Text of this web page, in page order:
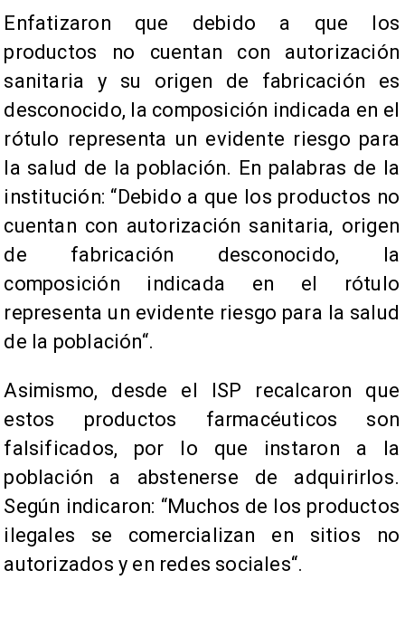
Enfatizaron que debido a que los
productos no cuentan con autorización
sanitaria y su origen de fabricación es
desconocido, la composición indicada en el
rótulo representa un evidente riesgo para
la salud de la población. En palabras de la
institución: “Debido a que los productos no
cuentan con autorización sanitaria, origen
de fabricación desconocido, la
composición indicada en el rótulo
representa un evidente riesgo para la salud
de la población“.
Asimismo, desde el ISP recalcaron que
estos productos farmacéuticos son
falsificados, por lo que instaron a la
población a abstenerse de adquirirlos.
Según indicaron: “Muchos de los productos
ilegales se comercializan en sitios no
autorizados y en redes sociales“.